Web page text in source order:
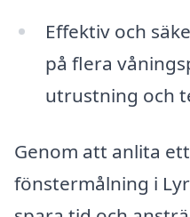
Effektiv och
på flera
utrustning och
Genom att anlita
fönstermålning i